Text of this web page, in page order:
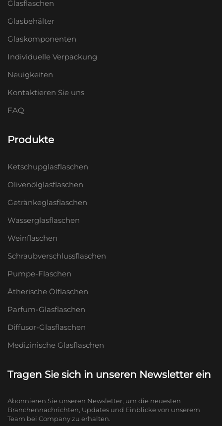
Glasflaschen
Glasbehälter
Glaskomponenten
Individuelle Verpackung
Neuigkeiten
Kontaktieren Sie uns
FAQ
Produkte
Ketschupglasflaschen
Olivenölglasflaschen
Getränkeglasflaschen
Wasserglasflaschen
Weinflaschen
Schraubverschlussflaschen
Pumpe-Flaschen
Ätherische Ölflaschen
Parfum-Glasflaschen
Diffusor-Glasflaschen
Medizinische Glasflaschen
Tragen Sie sich in unseren Newsletter ein
Abonnieren Sie unseren Newsletter, um die neuesten
Branchennachrichten, Updates und Einblicke von unserem
Team bei Company zu erhalten.